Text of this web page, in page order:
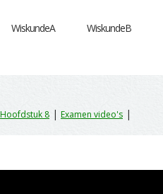
WiskundeA WiskundeB
Hoofdstuk 8 | Examen video's |